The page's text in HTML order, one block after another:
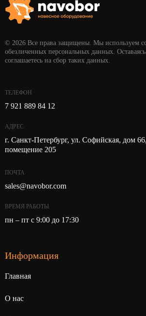
© 2026 Все права защищены. Мы используем
обезличенных персональных данных.
соглашаетесь на сбор таких данных.
ТЕЛЕФОН
7 921 889 84 12
АДРЕС
г. Санкт-Петербург, ул. Софийская, дом
помещение 205
ПОЧТА
sales@navobor.com
ВРЕМЯ РАБОТЫ
пн – пт с 9:00 до 17:30
Информация
Главная
О нас